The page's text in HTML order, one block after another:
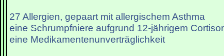
27 Allergien, gepaart mit allergischem Asthma
eine Schrumpfniere aufgrund 12-jährigem
eine Medikamentenunverträglichkeit